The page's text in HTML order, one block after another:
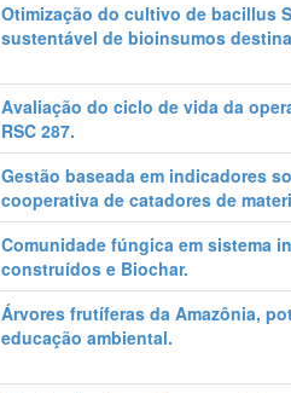
Otimização do cultivo de bacillus
sustentável de bioinsumos
Avaliação do ciclo de vida da
RSC 287.
Gestão baseada em indicadores
cooperativa de catadores de
Comunidade fúngica em sistema
construídos e Biochar.
Árvores frutíferas da Amazônia,
educação ambiental.